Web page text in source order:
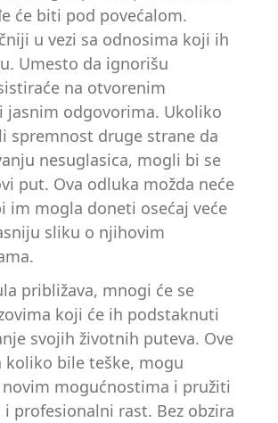
će biti pod povećalom.
u vezi sa odnosima koji ih
Umesto da ignorišu
na otvorenim
jasnim odgovorima. Ukoliko
spremnost druge strane da
nesuglasica, mogli bi se
put. Ova odluka možda neće
im mogla doneti osećaj veće
sliku o njihovim
približava, mnogi će se
koji će ih podstaknuti
svojih životnih puteva. Ove
koliko bile teške, mogu
mogućnostima i pružiti
i profesionalni rast. Bez obzira